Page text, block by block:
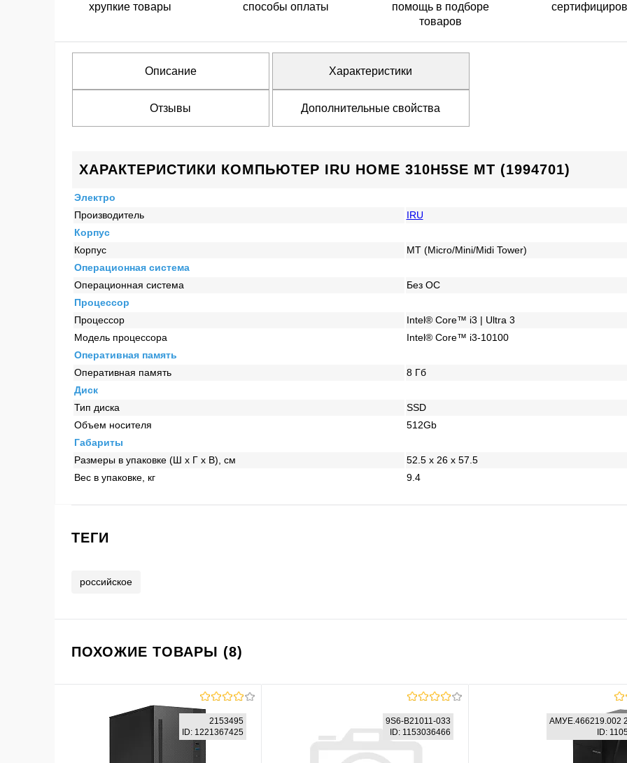
хрупкие товары
способы оплаты
помощь в подборе
товаров
Описание Характеристики
Отзывы Дополнительные свойства
ХАРАКТЕРИСТИКИ КОМПЬЮТЕР IRU HOME 310H5SE MT (1994701)
Электро
Производитель
IRU
Корпус
Корпус
MT (Micro/Mini/Midi Tower)
Операционная система
Операционная система
Без ОС
Процессор
Процессор
Intel® Core™ i3 | Ultra 3
Модель процессора
Intel® Core™ i3-10100
Оперативная память
Оперативная память
8 Гб
Диск
Тип диска
SSD
Объем носителя
512Gb
Габариты
Размеры в упаковке (Ш x Г x В), см
52.5 x 26 x 57.5
Вес в упаковке, кг
9.4
ТЕГИ
российское
ПОХОЖИЕ ТОВАРЫ (8)
2153495
ID: 1221367425
9S6-B21011-033
ID: 1153036466
АМУЕ.466219.002
ID: